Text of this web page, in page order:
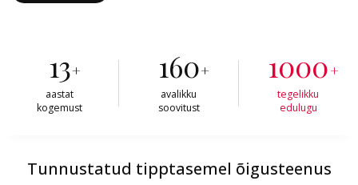
13+
aastat
kogemust
160+
avalikku
soovitust
1000+
tegelikku
edulugu
Tunnustatud tipptasemel õigusteenus